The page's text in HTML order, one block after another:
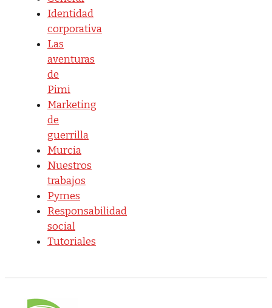
Identidad
corporativa
Las
aventuras
de
Pimi
Marketing
de
guerrilla
Murcia
Nuestros
trabajos
Pymes
Responsabilidad
social
Tutoriales